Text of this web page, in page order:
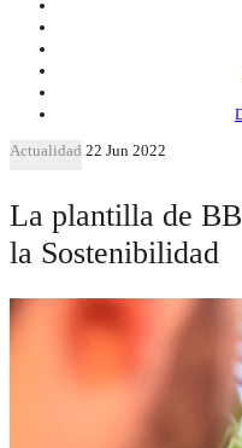
Actualidad 22 Jun 2022
La plantilla de
la Sostenibilidad